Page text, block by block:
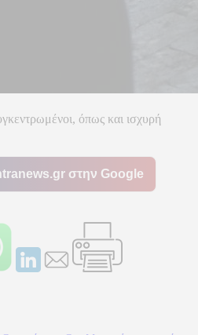
όπως και ισχυρή
στην Google